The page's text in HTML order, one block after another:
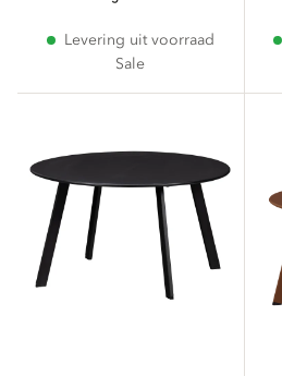
Levering uit voorraad
Sale